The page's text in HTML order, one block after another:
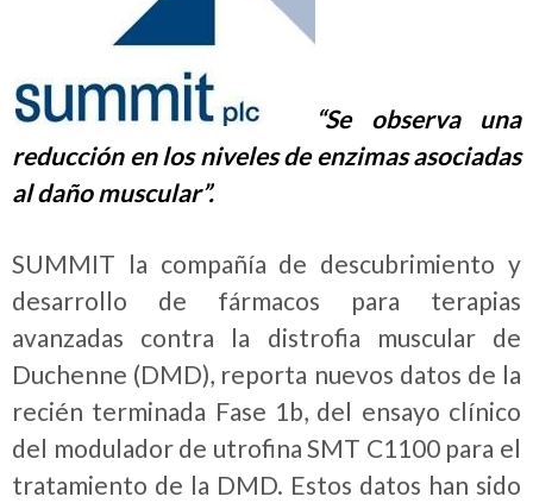
“Se observa una
reducción en los niveles de enzimas asociadas
al daño muscular”.
SUMMIT la compañía de descubrimiento y
desarrollo de fármacos para terapias
avanzadas contra la distrofia muscular de
Duchenne (DMD), reporta nuevos datos de la
recién terminada Fase 1b, del ensayo clínico
del modulador de utrofina SMT C1100 para el
tratamiento de la DMD. Estos datos han sido